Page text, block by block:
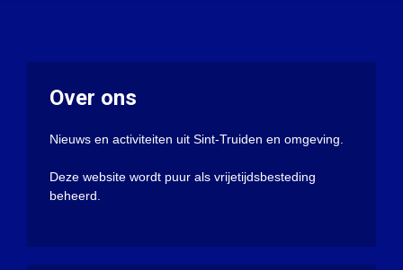
Over ons
Nieuws en activiteiten uit Sint-Truiden en omgeving.
Deze website wordt puur als vrijetijdsbesteding
beheerd.